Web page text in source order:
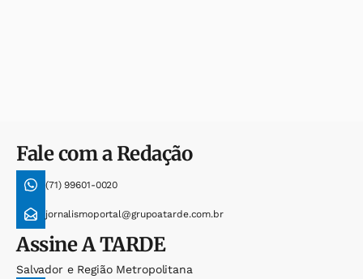
Fale com a Redação
(71) 99601-0020
jornalismoportal@grupoatarde.com.br
AssineA TARDE
Salvador e Região Metropolitana